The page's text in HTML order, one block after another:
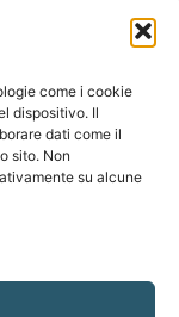
come i cookie
dispositivo. Il
dati come il
sito. Non
su alcune